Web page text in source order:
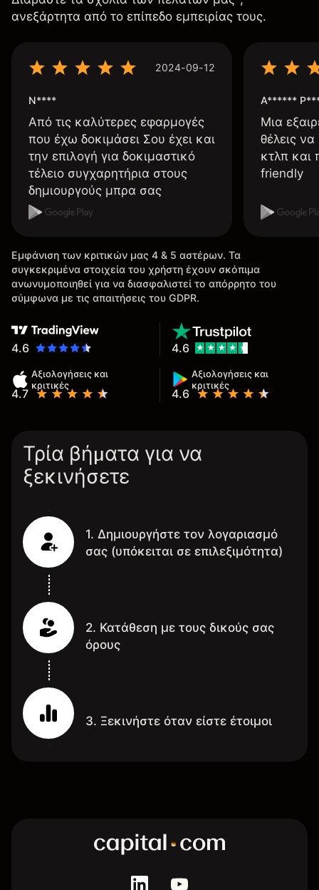
ανεξάρτητα από το επίπεδο εμπειρίας τους.
2024-09-12
N****
Από τις καλύτερες εφαρμογές
που έχω δοκιμάσει Σου έχει και
την επιλογή για δοκιμαστικό
τέλειο συγχαρητήρια στους
δημιουργούς μπρα σας
A******
Μια
θέλεις
κτλπ και
friendly
Εμφάνιση των κριτικών μας 4 & 5 αστέρων. Τα
συγκεκριμένα στοιχεία του χρήστη έχουν σκόπιμα
ανωνυμοποιηθεί για να διασφαλιστεί το απόρρητο του
σύμφωνα με τις απαιτήσεις του GDPR.
4.6
Αξιολογήσεις και
κριτικές
4.7
Αξιολογήσεις και
κριτικές
4.6
4.6
Τρία βήματα για να
ξεκινήσετε
1. Δημιουργήστε τον λογαριασμό
σας (υπόκειται σε επιλεξιμότητα)
2. Κατάθεση με τους δικούς σας
όρους
3. Ξεκινήστε όταν είστε έτοιμοι